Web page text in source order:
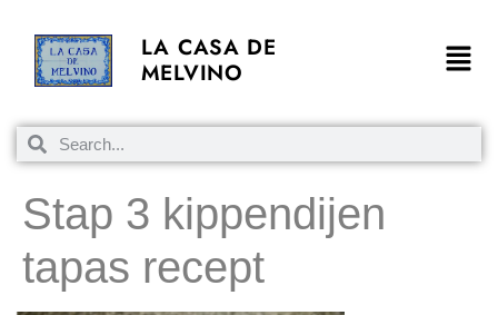
LA CASA DE
MELVINO
Stap 3 kippendijen
tapas recept